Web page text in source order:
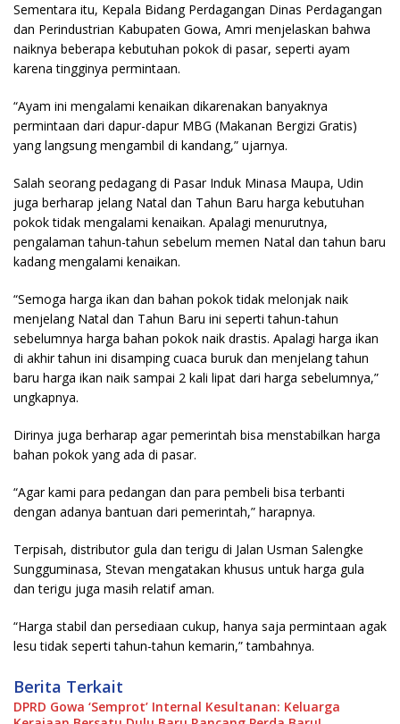
Sementara itu, Kepala Bidang Perdagangan Dinas Perdagangan
dan Perindustrian Kabupaten Gowa, Amri menjelaskan bahwa
naiknya beberapa kebutuhan pokok di pasar, seperti ayam
karena tingginya permintaan.
“Ayam ini mengalami kenaikan dikarenakan banyaknya
permintaan dari dapur-dapur MBG (Makanan Bergizi Gratis)
yang langsung mengambil di kandang,” ujarnya.
Salah seorang pedagang di Pasar Induk Minasa Maupa, Udin
juga berharap jelang Natal dan Tahun Baru harga kebutuhan
pokok tidak mengalami kenaikan. Apalagi menurutnya,
pengalaman tahun-tahun sebelum memen Natal dan tahun baru
kadang mengalami kenaikan.
“Semoga harga ikan dan bahan pokok tidak melonjak naik
menjelang Natal dan Tahun Baru ini seperti tahun-tahun
sebelumnya harga bahan pokok naik drastis. Apalagi harga ikan
di akhir tahun ini disamping cuaca buruk dan menjelang tahun
baru harga ikan naik sampai 2 kali lipat dari harga sebelumnya,”
ungkapnya.
Dirinya juga berharap agar pemerintah bisa menstabilkan harga
bahan pokok yang ada di pasar.
“Agar kami para pedangan dan para pembeli bisa terbanti
dengan adanya bantuan dari pemerintah,” harapnya.
Terpisah, distributor gula dan terigu di Jalan Usman Salengke
Sungguminasa, Stevan mengatakan khusus untuk harga gula
dan terigu juga masih relatif aman.
“Harga stabil dan persediaan cukup, hanya saja permintaan agak
lesu tidak seperti tahun-tahun kemarin,” tambahnya.
Berita Terkait
DPRD Gowa ‘Semprot’ Internal Kesultanan: Keluarga